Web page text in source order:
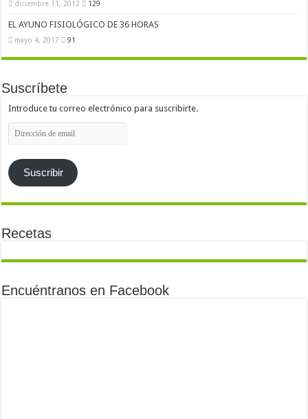
diciembre 11, 2012 129
EL AYUNO FISIOLÓGICO DE 36 HORAS
mayo 4, 2017 91
Suscríbete
Introduce tu correo electrónico para suscribirte.
Dirección
de
Suscribir
Recetas
Encuéntranos en Facebook